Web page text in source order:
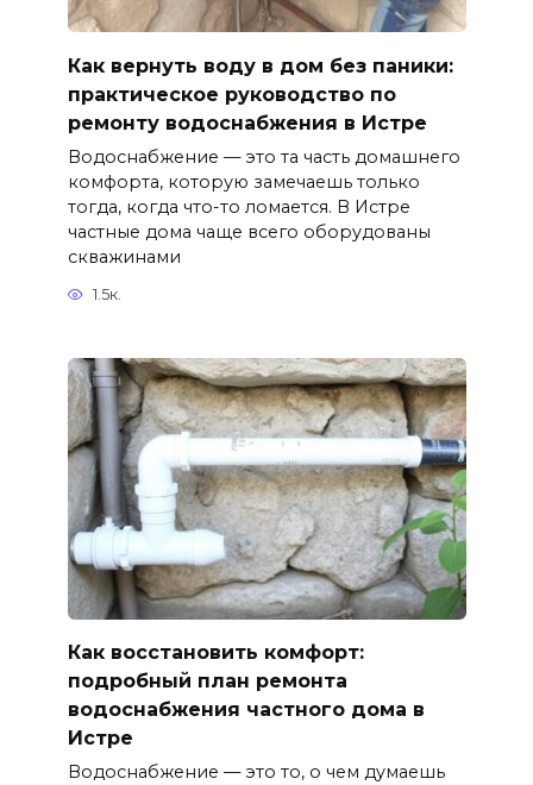
Как вернуть воду в дом без паники:
практическое руководство по
ремонту водоснабжения в Истре
Водоснабжение — это та часть домашнего
комфорта, которую замечаешь только
тогда, когда что-то ломается. В Истре
частные дома чаще всего оборудованы
скважинами
1.5к.
Как восстановить комфорт:
подробный план ремонта
водоснабжения частного дома в
Истре
Водоснабжение — это то, о чем думаешь